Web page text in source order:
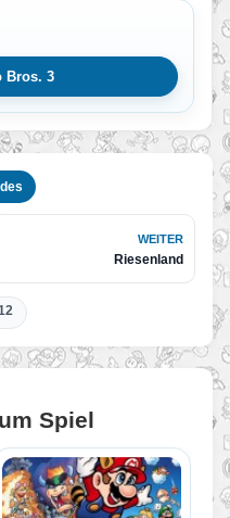
Bros. 3
WEITER
Riesenland
Spiel